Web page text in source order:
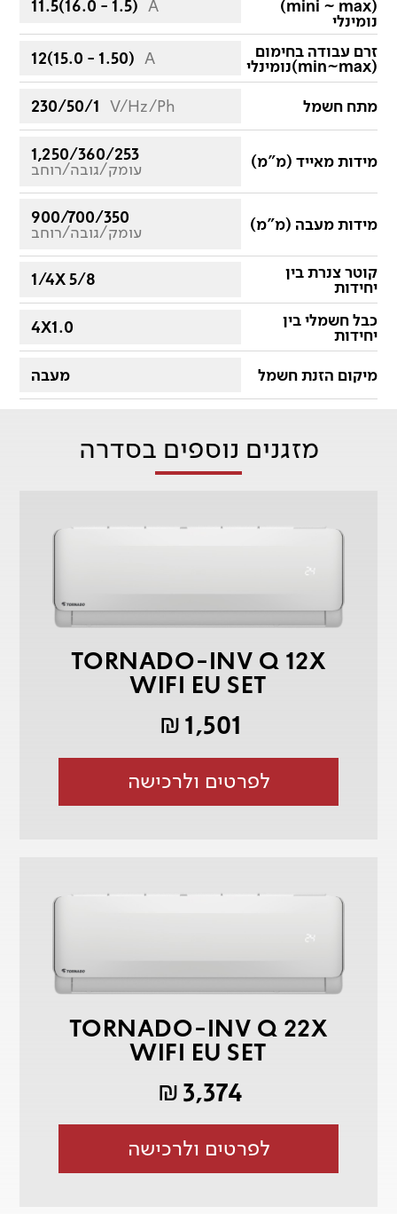
(mini ~ max)
נומינלי
11.5(16.0 - 1.5) A
זרם עבודה בחימום
(min~max)נומינלי
12(15.0 - 1.50) A
מתח חשמל 230/50/1 V/Hz/Ph
מידות מאייד (מ"מ)
1,250/360/253
עומק/גובה/רוחב
מידות מעבה (מ"מ)
900/700/350
עומק/גובה/רוחב
קוטר צנרת בין
יחידות
1/4X 5/8
כבל חשמלי בין
יחידות
4X1.0
מיקום הזנת חשמל מעבה
מזגנים נוספים בסדרה
TORNADO-INV Q 12X
WIFI EU SET
1,501
₪
לפרטים ולרכישה
TORNADO-INV Q 22X
WIFI EU SET
3,374
₪
לפרטים ולרכישה